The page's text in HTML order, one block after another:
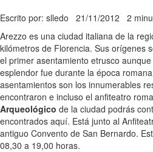
Escrito por: slledo 21/11/2012 2
Arezzo es una ciudad italiana de la
kilómetros de Florencia. Sus orígenes
el primer asentamiento etrusco
esplendor fue durante la época
asentamientos son los innumerables
encontraron e incluso el anfiteatro
Arqueológico de la ciudad podrás
encontrados aquí. Está junto al
antiguo Convento de San Bernardo.
08,30 a 19,00 horas.